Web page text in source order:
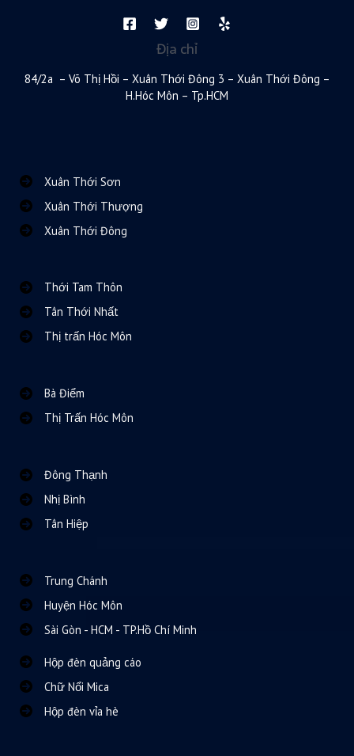
Địa chỉ
84/2a – Võ Thị Hồi – Xuân Thới Đông 3 – Xuân Thới Đông –
H.Hóc Môn – Tp.HCM
Xuân Thới Sơn
Xuân Thới Thượng
Xuân Thới Đông
Thới Tam Thôn
Tân Thới Nhất
Thị trấn Hóc Môn
Bà Điểm
Thị Trấn Hóc Môn
Đông Thạnh
Nhị Bình
Tân Hiệp
Trung Chánh
Huyện Hóc Môn
Sài Gòn - HCM - TP.Hồ Chí Minh
Hộp đèn quảng cáo
Chữ Nổi Mica
Hộp đèn vỉa hè